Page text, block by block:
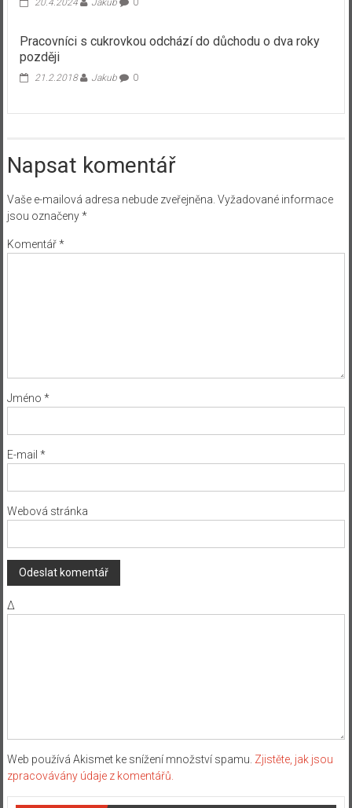
Pracovníci s cukrovkou odchází do důchodu o dva roky
později
21.2.2018 Jakub 0
Napsat komentář
Vaše e-mailová adresa nebude zveřejněna. Vyžadované informace
jsou označeny*
Komentář*
Jméno *
E-mail *
Webová stránka
Δ
Web používá Akismet ke snížení množství spamu. Zjistěte, jak jsou
zpracovávány údaje z komentářů.